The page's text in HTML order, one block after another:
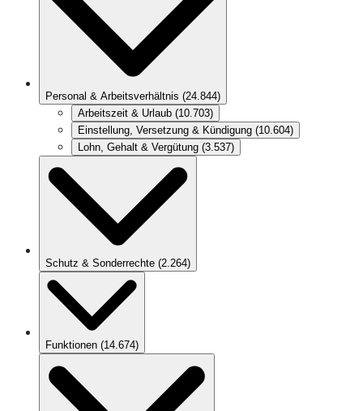
Personal & Arbeitsverhältnis (24.844)
Arbeitszeit & Urlaub (10.703)
Einstellung, Versetzung & Kündigung (10.604)
Lohn, Gehalt & Vergütung (3.537)
Schutz & Sonderrechte (2.264)
Funktionen (14.674)